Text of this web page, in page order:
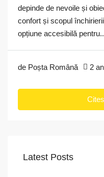
depinde de nevoile și
confort și scopul
opțiune accesibilă
de Poșta Română 2
Latest Posts